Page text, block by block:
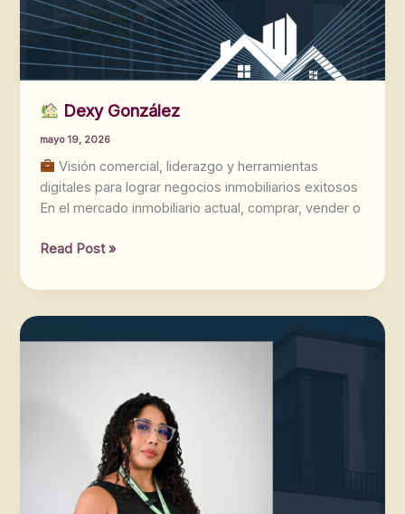
Dexy González
mayo 19, 2026
Visión comercial, liderazgo y herramientas
digitales para lograr negocios inmobiliarios exitosos
En el mercado inmobiliario actual, comprar, vender o
González
Read Post »